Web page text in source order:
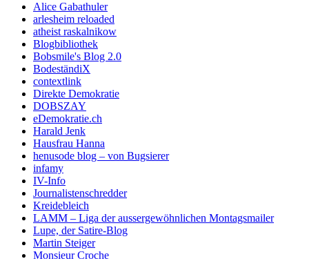
Alice Gabathuler
arlesheim reloaded
atheist raskalnikow
Blogbibliothek
Bobsmile's Blog 2.0
BodeständiX
contextlink
Direkte Demokratie
DOBSZAY
eDemokratie.ch
Harald Jenk
Hausfrau Hanna
henusode blog – von Bugsierer
infamy
IV-Info
Journalistenschredder
Kreidebleich
LAMM – Liga der aussergewöhnlichen Montagsmailer
Lupe, der Satire-Blog
Martin Steiger
Monsieur Croche